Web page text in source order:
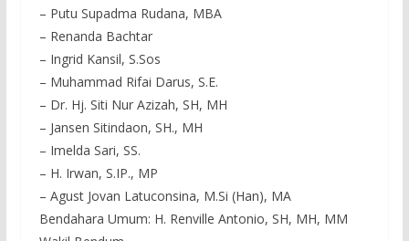
– Putu Supadma Rudana, MBA
– Renanda Bachtar
– Ingrid Kansil, S.Sos
– Muhammad Rifai Darus, S.E.
– Dr. Hj. Siti Nur Azizah, SH, MH
– Jansen Sitindaon, SH., MH
– Imelda Sari, SS.
– H. Irwan, S.IP., MP
– Agust Jovan Latuconsina, M.Si (Han), MA
Bendahara Umum: H. Renville Antonio, SH, MH, MM